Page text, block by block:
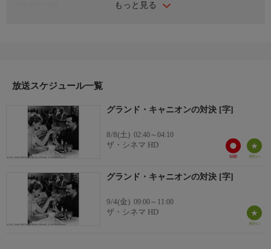
もっと見る
【出演】コーネル・ワイルド、ヴィクトリア・ショウ、ミッキ
放送スケジュール一覧
グランド・キャニオンの対決 [字]
8/8(土) 02:40～04:10
ザ・シネマ HD
グランド・キャニオンの対決 [字]
9/4(金) 09:00～11:00
ザ・シネマ HD